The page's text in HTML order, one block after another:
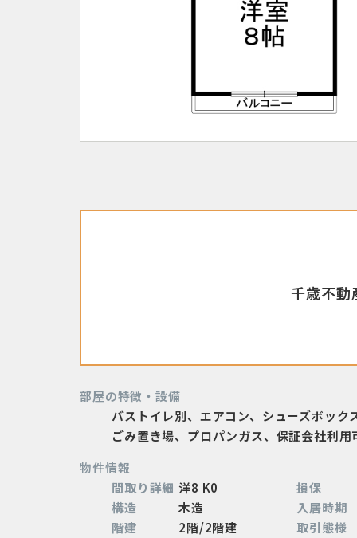
千歳不
部屋の特徴・設備
バストイレ別、エアコン、シューズボッ
ごみ置き場、プロパンガス、保証会社利用
物件情報
間取り詳細 洋8 K0
構造
木造
階建
2階/2階建
損保
入居時期
取引態様